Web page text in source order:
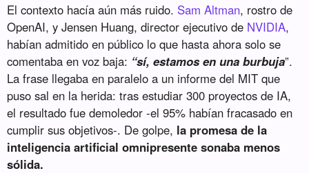
El contexto hacía aún más ruido. Sam Altman, rostro de
OpenAI, y Jensen Huang, director ejecutivo de NVIDIA,
habían admitido en público lo que hasta ahora solo se
comentaba en voz baja: “sí, estamos en una burbuja”.
La frase llegaba en paralelo a un informe del MIT que
puso sal en la herida: tras estudiar 300 proyectos de IA,
el resultado fue demoledor -el 95% habían fracasado en
cumplir sus objetivos-. De golpe, la promesa de la
inteligencia artificial omnipresente sonaba menos
sólida.